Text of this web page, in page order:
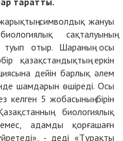
символдық жануы
сақталуының
туып отыр. Шараның осы
қазақстандықтың еркін
дейін барлық әлем
шамдарын өшіреді. Осы
келген 5 жобасының бірін
биологиялық
адамды қорғашағн
- деді «Тұрақты